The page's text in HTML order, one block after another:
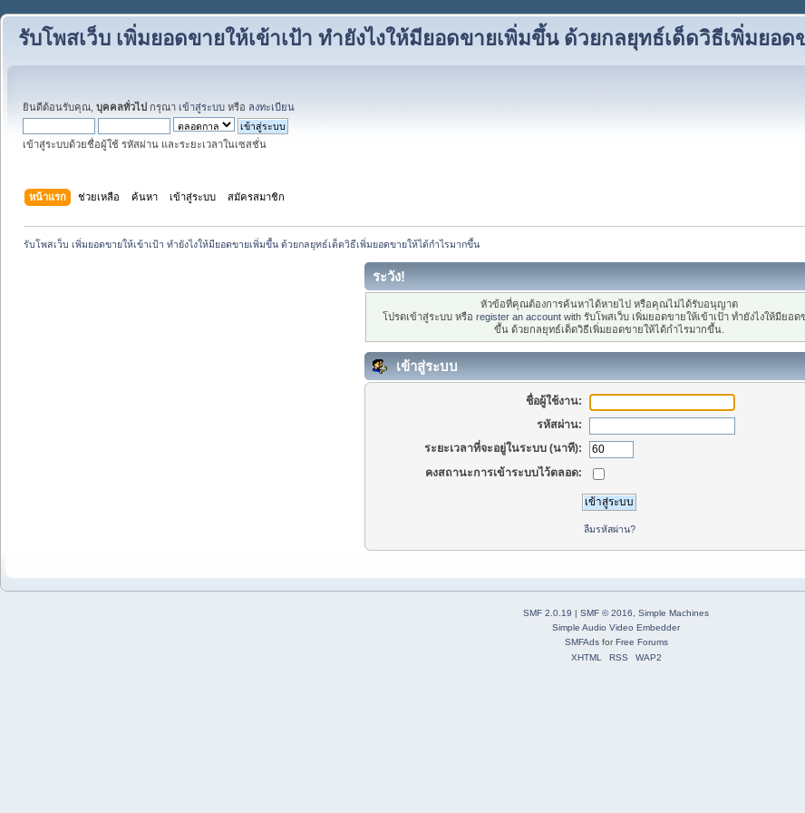
รับโพสเว็บ เพิ่มยอดขายให้เข้าเป้า ทำยังไงให้มียอดขายเพิ่มขึ้น ด้วยกลยุทธ์เด็ดวิธีเพิ่มยอ
ยินดีต้อนรับคุณ, บุคคลทั่วไป กรุณา เข้าสู่ระบบ หรือ ลงทะเบียน
เข้าสู่ระบบด้วยชื่อผู้ใช้ รหัสผ่าน และระยะเวลาในเซสชั่น
หน้าแรก ช่วยเหลือ ค้นหา เข้าสู่ระบบ สมัครสมาชิก
รับโพสเว็บ เพิ่มยอดขายให้เข้าเป้า ทำยังไงให้มียอดขายเพิ่มขึ้น ด้วยกลยุทธ์เด็ดวิธีเพิ่มยอดขายให้ได้กำไรมากขึ้น
ระวัง!
หัวข้อที่คุณต้องการค้นหาได้หายไป หรือคุณไม่ได้รับอนุญาต
โปรดเข้าสู่ระบบ หรือ register an account with รับโพสเว็บ เพิ่มยอดขายให้เข้าเป้า ทำยังไงให้มียอด
ขึ้น ด้วยกลยุทธ์เด็ดวิธีเพิ่มยอดขายให้ได้กำไรมากขึ้น.
เข้าสู่ระบบ
ชื่อผู้ใช้งาน:
รหัสผ่าน:
ระยะเวลาที่จะอยู่ในระบบ (นาที):
คงสถานะการเข้าระบบไว้ตลอด:
ลืมรหัสผ่าน?
SMF 2.0.19 | SMF © 2016
Simple Machines
Simple Audio Video Embedder
SMFAdsforFree Forums
XHTML
RSS WAP2